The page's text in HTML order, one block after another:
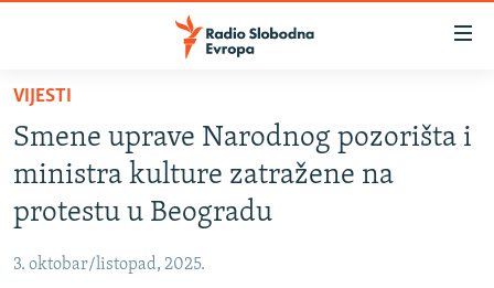
Pređite
glavni
sadržaj
na
glavnu
BOSNA I HERCEGOVINA
SRBIJA
CRNA GORA
VIJESTI
Smene uprave Narodnog pozorišta i
ministra kulture zatražene na
protestu u Beogradu
3. oktobar/listopad, 2025.